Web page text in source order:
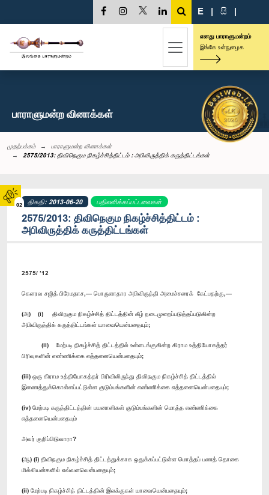
02
E | සි |
எனது பாராளுமன்றம்
இங்கே உள்நுழைக
பாராளுமன்ற வினாக்கள்
முதற்பக்கம்
பாராளுமன்ற வினாக்கள்
2575/2013: திவிநெகும நிகழ்ச்சித்திட்டம் : அபிவிருத்திக் கருத்திட்டங்கள்
திகதி: 2013-06-20 பதிலளிக்கப்பட்டவைகள்
2575/2013: திவிநெகும நிகழ்ச்சித்திட்டம் :
அபிவிருத்திக் கருத்திட்டங்கள்
2575/ ’12
கெளரவ சஜித் பிரேமதாச,— பொருளாதார அபிவிருத்தி அமைச்சரைக் கேட்பதற்கு,—
(அ) (i) திவிநகும நிகழ்ச்சித் திட்டத்தின் கீழ் நடைமுறைப்படுத்தப்படுகின்ற
அபிவிருத்திக் கருத்திட்டங்கள் யாவையென்பதையும்;
(ii) மேற்படி நிகழ்ச்சித் திட்டத்தில் உள்ளடங்குகின்ற கிராம உத்தியோகத்தர்
பிரிவுகளின் எண்ணிக்கை எத்தனையென்பதையும்;
(iii) ஒரு கிராம உத்தியோகத்தர் பிரிவிலிருந்து திவிநகும நிகழ்ச்சித் திட்டத்தில்
இணைத்துக்கொள்ளப்பட்டுள்ள குடும்பங்களின் எண்ணிக்கை எத்தனையென்பதையும்;
(iv) மேற்படி கருத்திட்டத்தின் பயனாளிகள் குடும்பங்களின் மொத்த எண்ணிக்கை
எத்தனையென்பதையும்
அவர் குறிப்பிடுவாரா?
(ஆ) (i) திவிநகும நிகழ்ச்சித் திட்டத்துக்காக ஒதுக்கப்பட்டுள்ள மொத்தப் பணத் தொகை
மில்லியன்களில் எவ்வளவென்பதையும்;
(ii) மேற்படி நிகழ்ச்சித் திட்டத்தின் இலக்குகள் யாவையென்பதையும்;